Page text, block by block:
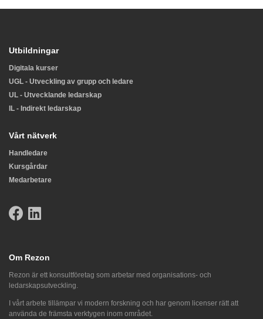
Utbildningar
Digitala kurser
UGL - Utveckling av grupp och ledare
UL - Utvecklande ledarskap
IL - Indirekt ledarskap
Vårt nätverk
Handledare
Kursgårdar
Medarbetare
Om Rezon
Rezon är ett konsultföretag som arbetar med organisations- och
ledarskapsutveckling.
I vårt arbete tillämpar vi modern forskning och har genom licenser rätt att
använda de främsta verktygen inom området.